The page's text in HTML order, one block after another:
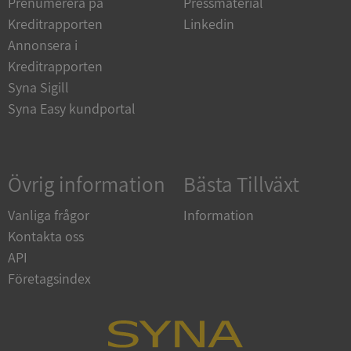
Kreditrapporten
Annonsera i
Kreditrapporten
Syna Sigill
Syna Easy kundportal
Linkedin
Övrig information
Vanliga frågor
Kontakta oss
API
Företagsindex
Bästa Tillväxt
Information
Strikt nödvändiga kakor tillåter
och kontohantering. Webbplatsen kan inte
användas ordentligt utan strikt nödvändiga cookies.
Namn
__RequestVerificationToken
.youtube.com